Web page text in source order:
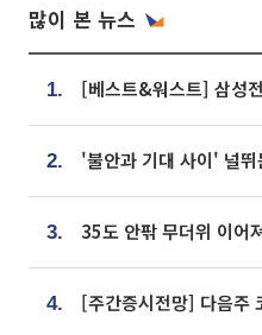
많이 본 뉴스
1.
2.
3.
4.